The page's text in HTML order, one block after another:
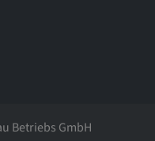
Betriebs GmbH